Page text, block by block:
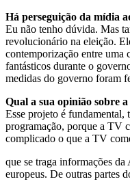
Há perseguição da mídia
Eu não tenho dúvida. Mas
revolucionário na eleição.
contemporização entre uma
fantásticos durante o
medidas do governo foram
Qual a sua opinião sobre
Esse projeto é fundamental,
programação, porque a TV
complicado o que a TV
que se traga informações
europeus. De outras partes